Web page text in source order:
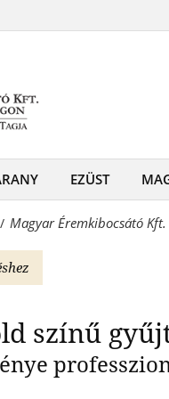
EZÜST
/ Magyar Éremkibocsátó
színű